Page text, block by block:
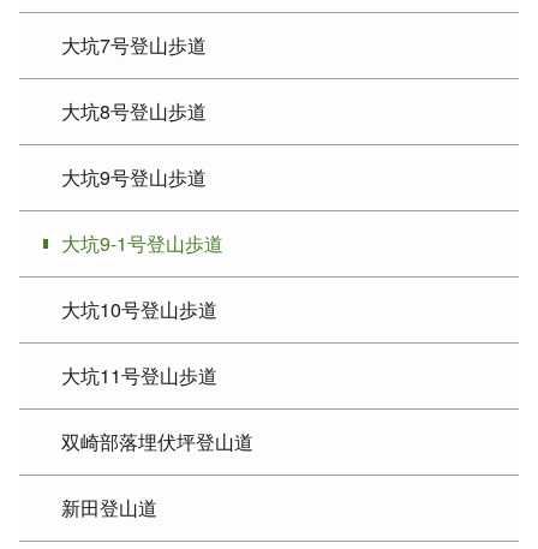
大坑7号登山歩道
大坑8号登山歩道
大坑9号登山歩道
大坑9-1号登山歩道
大坑10号登山歩道
大坑11号登山歩道
双崎部落埋伏坪登山道
新田登山道